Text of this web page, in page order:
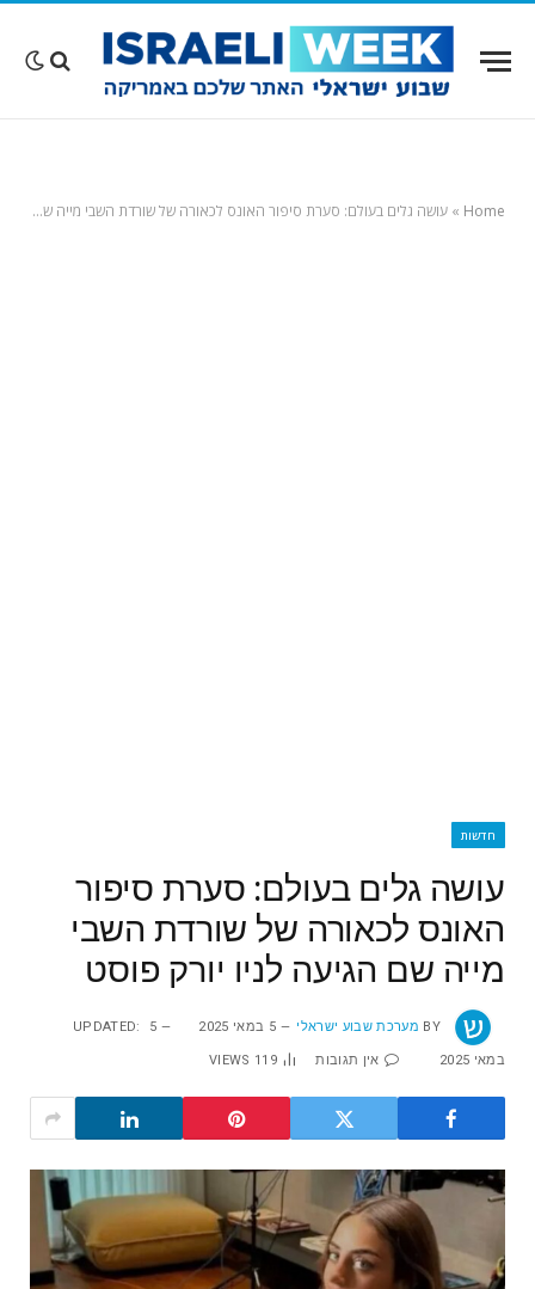
Home
» עושה גלים בעולם: סערת סיפור האונס לכאורה של שורדת השבי מייה שם הגיעה לניו יורק פוסט
חדשות
עושה גלים בעולם: סערת סיפור
האונס לכאורה של שורדת השבי
מייה שם הגיעה לניו יורק פוסט
BY מערכת שבוע ישראלי 5 במאי 2025 UPDATED: 5
במאי 2025 אין תגובות 119
VIEWS